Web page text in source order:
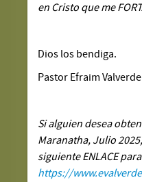
en Cristo que me
Dios los bendiga.
Pastor Efraim
Si alguien desea
Maranatha, Julio
siguiente ENLACE
https://